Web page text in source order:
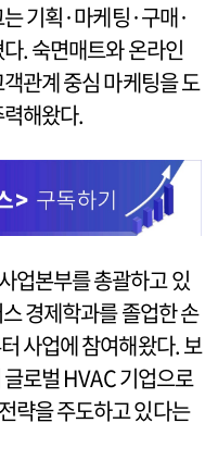
기획·마케팅·구매·
. 숙면매트와 온라인
관계 중심 마케팅을 도
해왔다.
업본부를 총괄하고 있
경제학과를 졸업한 손
사업에 참여해왔다. 보
로벌 HVAC 기업으로
략을 주도하고 있다는